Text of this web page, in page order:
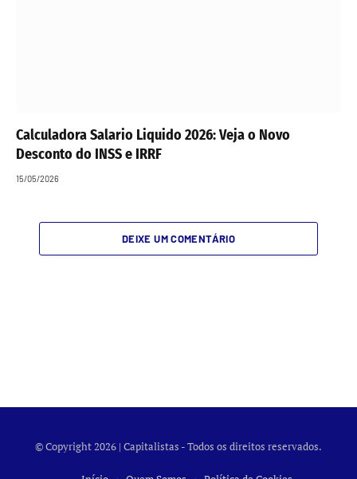
Calculadora Salario Liquido 2026: Veja o Novo
Desconto do INSS e IRRF
15/05/2026
DEIXE UM COMENTÁRIO
© Copyright 2026 | Capitalistas - Todos os direitos reservados.